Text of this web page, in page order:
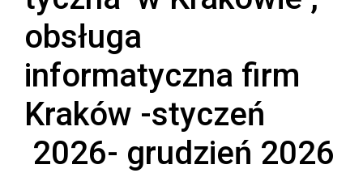
obsługa
informatyczna firm
Kraków -styczeń
2026- grudzień 2026